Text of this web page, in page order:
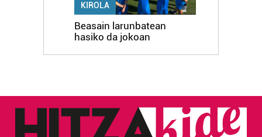
KIROLA
Beasain larunbatean
hasiko da jokoan